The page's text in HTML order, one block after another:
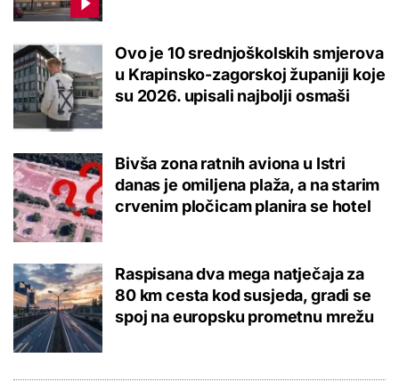
Ovo je 10 srednjoškolskih smjerova
u Krapinsko-zagorskoj županiji koje
su 2026. upisali najbolji osmaši
Bivša zona ratnih aviona u Istri
danas je omiljena plaža, a na starim
crvenim pločicam planira se hotel
Raspisana dva mega natječaja za
80 km cesta kod susjeda, gradi se
spoj na europsku prometnu mrežu